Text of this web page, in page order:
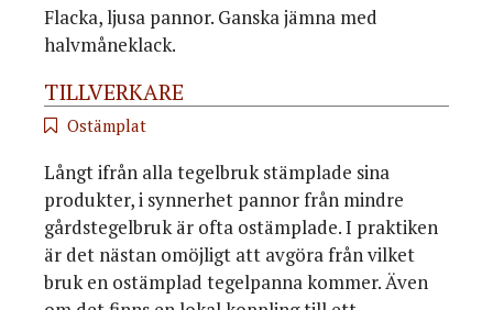
Flacka, ljusa pannor. Ganska jämna med
halvmåneklack.
TILLVERKARE
Ostämplat
Långt ifrån alla tegelbruk stämplade sina
produkter, i synnerhet pannor från mindre
gårdstegelbruk är ofta ostämplade. I praktiken
är det nästan omöjligt att avgöra från vilket
bruk en ostämplad tegelpanna kommer. Även